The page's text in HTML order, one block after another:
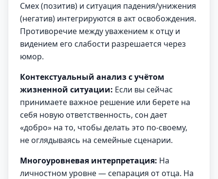
Смех (позитив) и ситуация падения/унижения
(негатив) интегрируются в акт освобождения.
Противоречие между уважением к отцу и
видением его слабости разрешается через
юмор.
Контекстуальный анализ с учётом
жизненной ситуации: Если вы сейчас
принимаете важное решение или берете на
себя новую ответственность, сон дает
«добро» на то, чтобы делать это по-своему,
не оглядываясь на семейные сценарии.
Многоуровневая интерпретация: На
личностном уровне — сепарация от отца. На